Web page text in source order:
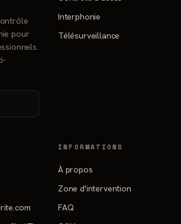
pour
Interphonie
Télésurveillance
INFORMATIONS
À propos
Zone d'intervention
FAQ